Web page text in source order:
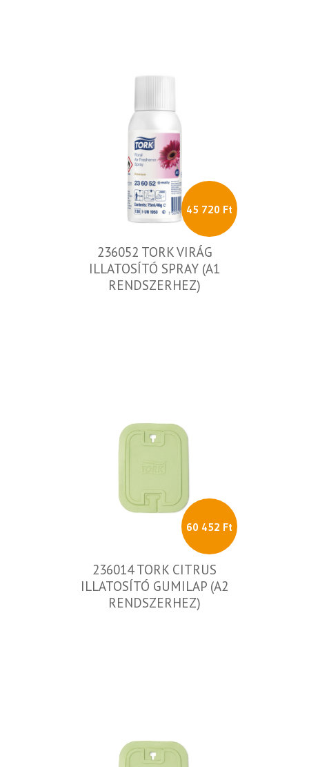
45 720 Ft
236052 TORK VIRÁG
ILLATOSÍTÓ SPRAY (A1
RENDSZERHEZ)
60 452 Ft
236014 TORK CITRUS
ILLATOSÍTÓ GUMILAP (A2
RENDSZERHEZ)